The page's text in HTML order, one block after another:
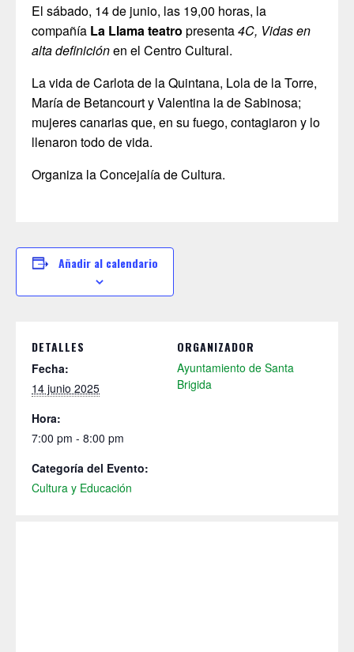
El sábado, 14 de junio, las 19,00 horas, la
compañía La Llama teatro presenta4C, Vidas en
alta definiciónen el Centro Cultural.
La vida de Carlota de la Quintana, Lola de la Torre,
María de Betancourt y Valentina la de Sabinosa;
mujeres canarias que, en su fuego, contagiaron y lo
llenaron todo de vida.
Organiza la Concejalía de Cultura.
Añadir al calendario
DETALLES
Fecha:
14 junio 2025
Hora:
7:00 pm - 8:00 pm
Categoría del Evento:
Cultura y Educación
ORGANIZADOR
Ayuntamiento de Santa
Brigida